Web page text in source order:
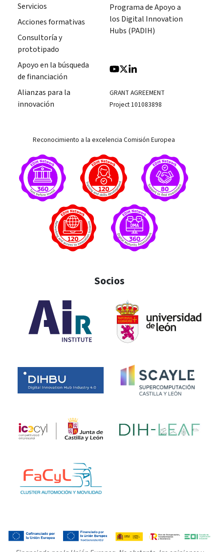
Servicios
Acciones formativas
Consultoría y
prototipado
Apoyo en la búsqueda
de financiación
Alianzas para la
innovación
Programa de Apoyo a
los Digital Innovation
Hubs (PADIH)
GRANT AGREEMENT
Project 101083898
Reconocimiento a la excelencia Comisión Europea
Socios